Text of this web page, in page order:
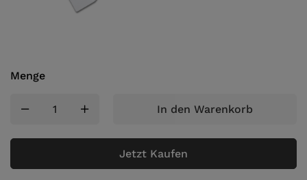
Menge
In den Warenkorb
Jetzt Kaufen